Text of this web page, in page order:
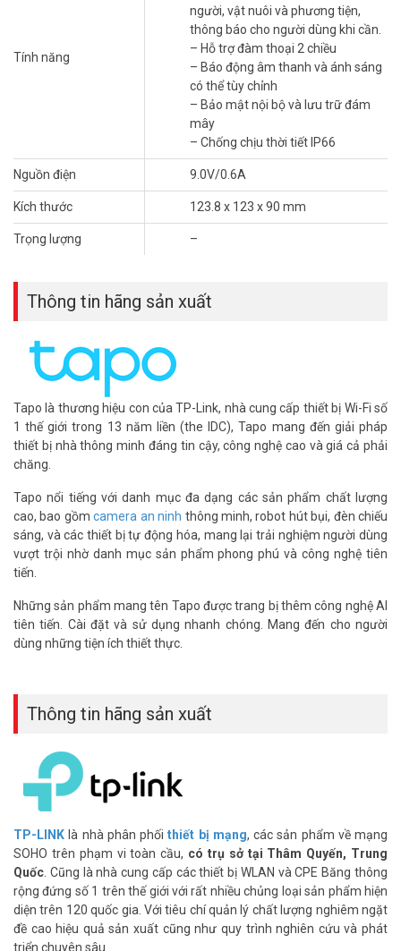
– Độ phân giải: 2K QHD 4MP (2560 × 1440 px)
– Tầm nhìn ban đêm có màu Starlight, Sử dụng ống kính khẩu độ
– Cung cấp phạm vi xem 360° theo chiều ngang và 130° theo chiều
– Ống kính: F/NO: 1.61±10%; Focal Length: 3.18mm±5%
– Tầm quan sát 850 nm IR LED (up to 98 ft)
– Phát hiện người/thú cưng/xe miễn phí: AI thông minh xác định
người, vật nuôi và phương tiện, thông báo cho người dùng khi cần.
– Hỗ trợ đàm thoại 2 chiều
– Bảo mật nội bộ và lưu trữ đám mây
– Nguồn cấp: 9.0V/0.6A
– Kích thước: 123.8 x 123 x 90 mm
– Hãng sản xuất: TP-Link
– Chứng nhận CE, FCC, RoHS, RCM
– Xuất xứ: Trung Quốc.
– Bảo hành: 24 tháng.
Trọn bộ bao gồm:
– Camera
– Bộ chuyển đổi điện
– Neo gắn Vít
– Giá đỡ miếng bịt chống nước
– Phụ kiện cáp chống nước
– Hướng dẫn bắt đầu nhanh
Đặt mua hàng Online ngay hôm nay để được hỗ trợ giá tốt nhất.
Tính năng
người, vật nuôi và phương tiện,
thông báo cho người dùng khi cần.
– Hỗ trợ đàm thoại 2 chiều
– Báo động âm thanh và ánh sáng
có thể tùy chỉnh
– Bảo mật nội bộ và lưu trữ đám
mây
– Chống chịu thời tiết IP66
Nguồn điện 9.0V/0.6A
Kích thước 123.8 x 123 x 90 mm
Trọng lượng –
Thông tin hãng sản xuất
Tapo là thương hiệu con của TP-Link, nhà cung cấp thiết bị Wi-Fi số
1 thế giới trong 13 năm liền (the IDC), Tapo mang đến giải pháp
thiết bị nhà thông minh đáng tin cậy, công nghệ cao và giá cả phải
chăng.
Tapo nổi tiếng với danh mục đa dạng các sản phẩm chất lượng
cao, bao gồmcamera an ninh thông minh, robot hút bụi, đèn chiếu
sáng, và các thiết bị tự động hóa, mang lại trải nghiệm người dùng
vượt trội nhờ danh mục sản phẩm phong phú và công nghệ tiên
tiến.
Những sản phẩm mang tên Tapo được trang bị thêm công nghệ AI
tiên tiến. Cài đặt và sử dụng nhanh chóng. Mang đến cho người
dùng những tiện ích thiết thực.
Thông tin hãng sản xuất
TP-LINK là nhà phân phốithiết bị mạng, các sản phẩm về mạng
SOHO trên phạm vi toàn cầu, có trụ sở tại Thâm Quyến, Trung
Quốc . Cũng là nhà cung cấp các thiết bị WLAN và CPE Băng thông
rộng đứng số 1 trên thế giới với rất nhiều chủng loại sản phẩm hiện
diện trên 120 quốc gia. Với tiêu chí quản lý chất lượng nghiêm ngặt
đề cao hiệu quả sản xuất cũng như quy trình nghiên cứu và phát
triển chuyên sâu.